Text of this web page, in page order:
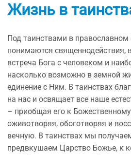
Жизнь в
Под таинствами в православном
понимаются священнодействия,
встреча Бога с человеком и
насколько возможно в земной
единение с Ним. В таинствах
на нас и освящает все наше
– приобщая его к Божественному
оживотворяя, обоготворяя и
вечную. В таинствах мы
предвкушаем Царство Божье, к